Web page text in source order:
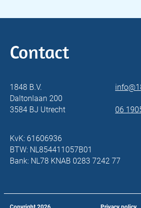
Contact
1848 B.V.
Daltonlaan 200
3584 BJ Utrecht
06
KvK: 61606936
BTW: NL854411057B01
Bank: NL78 KNAB 0283 7242 77